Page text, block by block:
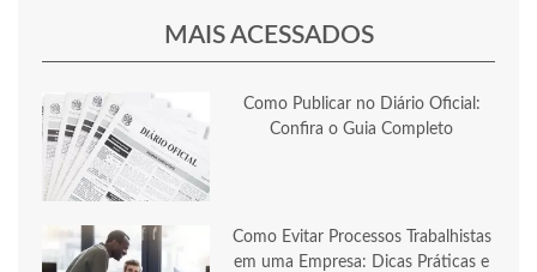
MAIS ACESSADOS
Como Publicar no Diário Oficial:
Confira o Guia Completo
Como Evitar Processos Trabalhistas
em uma Empresa: Dicas Práticas e